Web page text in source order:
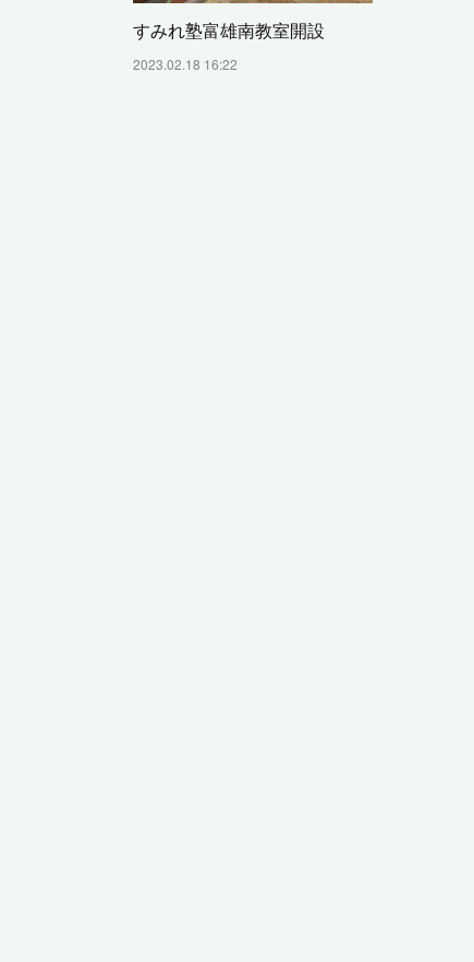
すみれ塾富雄南教室開設
2023.02.18 16:22